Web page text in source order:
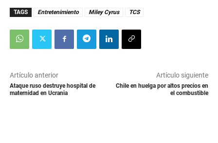
TAGS Entretenimiento Miley Cyrus TCS
Artículo anterior
Ataque ruso destruye hospital de
maternidad en Ucrania
Artículo siguiente
Chile en huelga por altos precios en
el combustible